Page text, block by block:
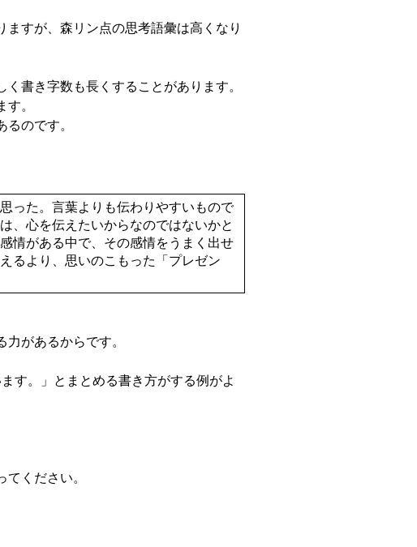
すが、森リン点の思考語彙は高くなり
書き字数も長くすることがあります。
。
のです。
った。言葉よりも伝わりやすいもので
、心を伝えたいからなのではないかと
情がある中で、その感情をうまく出せ
るより、思いのこもった「プレゼン
があるからです。
す。」とまとめる書き方がする例がよ
ください。